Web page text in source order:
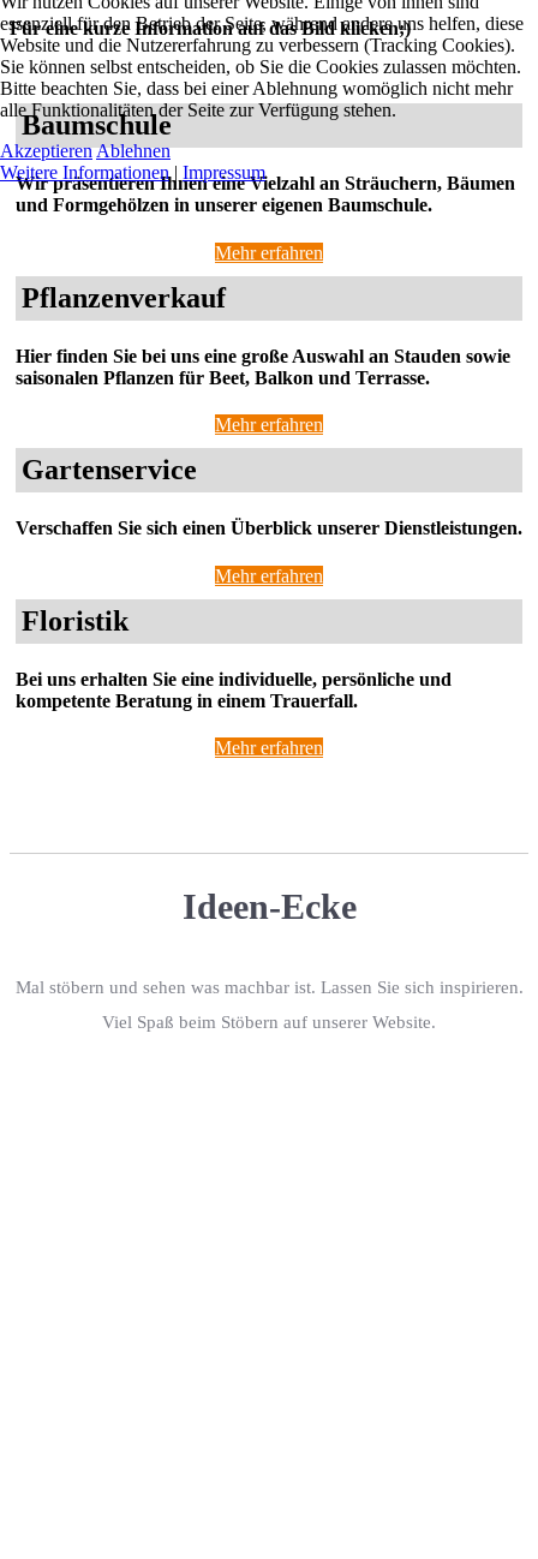
Für eine kurze Information auf das Bild klicken;)
Baumschule
Wir präsentieren Ihnen eine Vielzahl an Sträuchern, Bäumen
und Formgehölzen in unserer eigenen Baumschule.
Mehr erfahren
Pflanzenverkauf
Hier finden Sie bei uns eine große Auswahl an Stauden sowie
saisonalen Pflanzen für Beet, Balkon und Terrasse.
Mehr erfahren
Gartenservice
Verschaffen Sie sich einen Überblick unserer Dienstleistungen.
Mehr erfahren
Floristik
Bei uns erhalten Sie eine individuelle, persönliche und
kompetente Beratung in einem Trauerfall.
Mehr erfahren
Ideen-Ecke
Mal stöbern und sehen was machbar ist. Lassen Sie sich inspirieren.
Viel Spaß beim Stöbern auf unserer Website.
essenziell für den Betrieb der Seite, während andere uns helfen, diese
Website und die Nutzererfahrung zu verbessern (Tracking Cookies).
Sie können selbst entscheiden, ob Sie die Cookies zulassen möchten.
Bitte beachten Sie, dass bei einer Ablehnung womöglich nicht mehr
alle Funktionalitäten der Seite zur Verfügung stehen.
AkzeptierenAblehnen
Weitere Informationen| Impressum